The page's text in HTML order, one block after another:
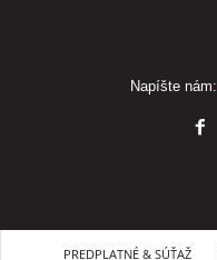
Napíšte nám:
PREDPLATNÉ & SÚŤAŽ